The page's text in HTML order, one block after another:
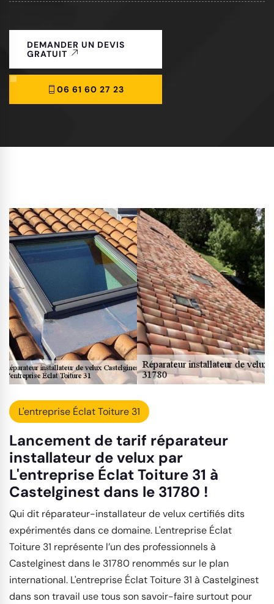
DEMANDER UN DEVIS
GRATUIT
06 61 60 27 23
L'entreprise Éclat Toiture 31
Lancement de tarif réparateur
installateur de velux par
L'entreprise Éclat Toiture 31 à
Castelginest dans le 31780 !
Qui dit réparateur-installateur de velux certifiés dits
expérimentés dans ce domaine. L'entreprise Éclat
Toiture 31 représente l’un des professionnels à
Castelginest dans le 31780 renommés sur le plan
international. L'entreprise Éclat Toiture 31 à Castelginest
dans son travail use tous son savoir-faire surtout pour